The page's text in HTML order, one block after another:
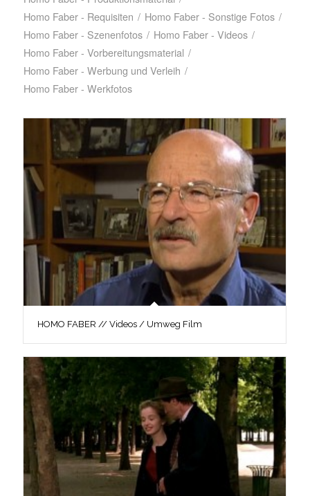
Homo Faber - Requisiten / Homo Faber - Sonstige Fotos /
Homo Faber - Szenenfotos / Homo Faber - Videos /
Homo Faber - Vorbereitungsmaterial /
Homo Faber - Werbung und Verleih /
Homo Faber - Werkfotos
HOMO FABER // Videos / Umweg Film